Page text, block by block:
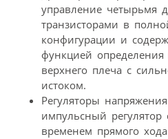
управление четырьмя
транзисторами в
конфигурации и
функцией определения
верхнего плеча с
истоком.
Регуляторы
импульсный
временем прямого